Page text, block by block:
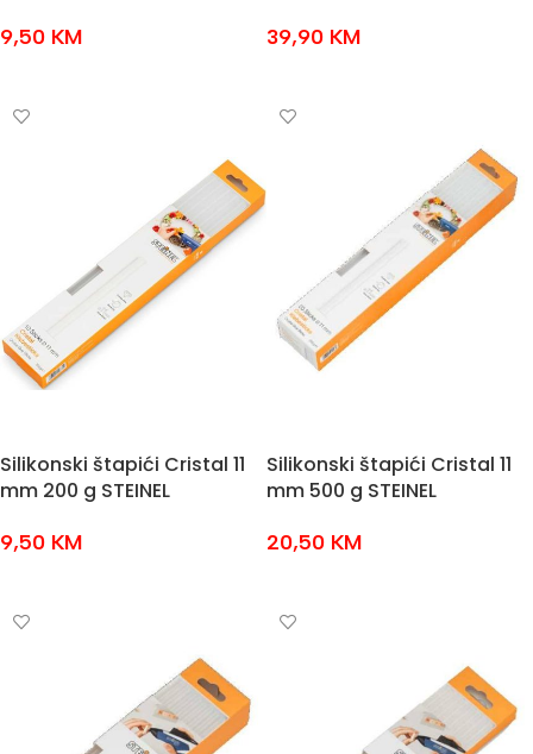
9,50 KM 39,90 KM
Silikonski štapići Cristal 11
mm 200 g STEINEL
9,50 KM
Silikonski štapići Cristal 11
mm 500 g STEINEL
20,50 KM